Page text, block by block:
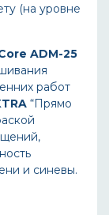
(на уровне
ADM-25
работ
“Прямо
и синевы.